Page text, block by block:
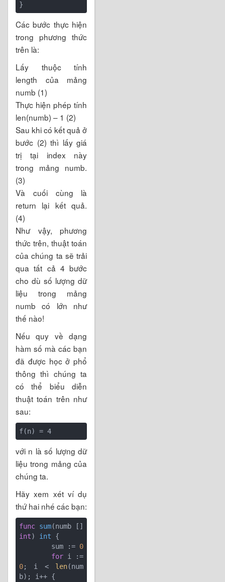
Các bước thực hiện
trong phương thức
trên là:
Lấy thuộc tính
length của mảng
numb (1)
Thực hiện phép tính
len(numb) – 1 (2)
Sau khi có kết quả ở
bước (2) thì lấy giá
trị tại index này
trong mảng numb.
(3)
Và cuối cùng là
return lại kết quả.
(4)
Như vậy, phương
thức trên, thuật toán
của chúng ta sẽ trải
qua tất cả 4 bước
cho dù số lượng dữ
liệu trong mảng
numb có lớn như
thế nào!
Nếu quy về dạng
hàm số mà các bạn
đã được học ở phổ
thông thì chúng ta
có thể biểu diễn
thuật toán trên như
sau:
với n là số lượng dữ
liệu trong mảng của
chúng ta.
Hãy xem xét ví dụ
thứ hai nhé các bạn:
func sum(numb []
int) int {
	sum :=
0
for
0; i < len(num
b); i++ {